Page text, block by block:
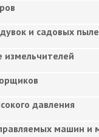
и садовых
измельчителей
давления
машин и